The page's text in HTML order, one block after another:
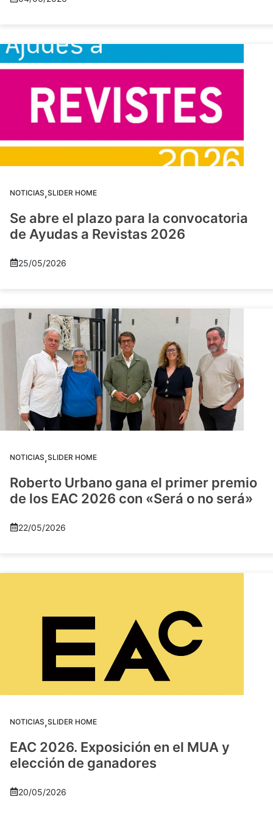
NOTICIAS,SLIDER HOME
Se abre el plazo para la convocatoria
de Ayudas a Revistas 2026
25/05/2026
NOTICIAS,SLIDER HOME
Roberto Urbano gana el primer premio
de los EAC 2026 con «Será o no será»
22/05/2026
NOTICIAS,SLIDER HOME
EAC 2026. Exposición en el MUA y
elección de ganadores
20/05/2026